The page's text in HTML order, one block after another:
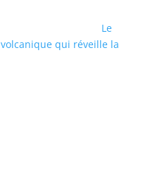
Le
qui réveille la